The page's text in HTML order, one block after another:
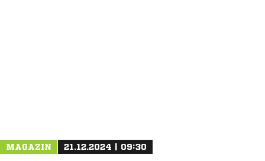
MAGAZIN 21.12.2024 | 09:30